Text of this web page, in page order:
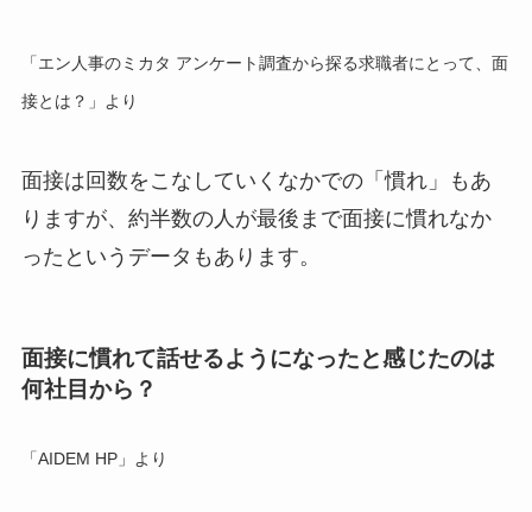
「エン人事のミカタ アンケート調査から探る求職者にとって、面
接とは？」より
面接は回数をこなしていくなかでの「慣れ」もあ
りますが、 約半数の人が最後まで面接に慣れなか
った というデータもあります。
面接に慣れて話せるようになったと感じたのは
何社目から？
「AIDEM HP」より